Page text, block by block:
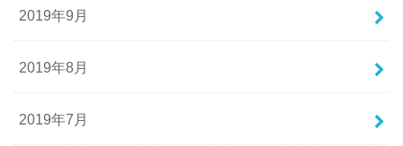
2019年9月
2019年8月
2019年7月